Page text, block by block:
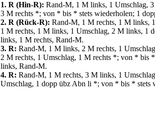
1. R (Hin-R): Rand-M, 1 M links, 1 Umschlag,
3 M rechts *; von * bis * stets wiederholen; 1
2. R (Rück-R): Rand-M, 1 M rechts, 1 M links,
1 M rechts, 1 M links, 1 Umschlag, 2 M links, 1
links, 1 M rechts, Rand-M.
3. R: Rand-M, 1 M links, 2 M rechts, 1
2 M rechts, 1 Umschlag, 1 M rechts *; von * bis
links, Rand-M.
4. R: Rand-M, 1 M rechts, 3 M links, 1
Umschlag, 1 dopp übz Abn li *; von * bis * stets